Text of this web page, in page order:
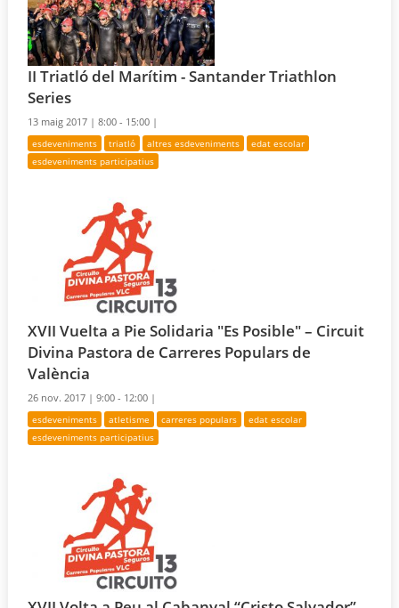
II Triatló del Marítim - Santander Triathlon
Series
13 maig 2017 |8:00 - 15:00 |
esdeveniments triatló altres esdeveniments
edat escolar
esdeveniments participatius
XVII Vuelta a Pie Solidaria "Es Posible" – Circuit
Divina Pastora de Carreres Populars de
València
26 nov. 2017 |9:00 - 12:00 |
esdeveniments atletisme carreres populars
edat escolar
esdeveniments participatius